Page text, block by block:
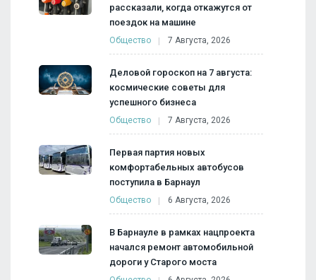
рассказали, когда откажутся от
поездок на машине
Общество 7 Августа, 2026
Деловой гороскоп на 7 августа:
космические советы для
успешного бизнеса
Общество 7 Августа, 2026
Первая партия новых
комфортабельных автобусов
поступила в Барнаул
Общество 6 Августа, 2026
В Барнауле в рамках нацпроекта
начался ремонт автомобильной
дороги у Старого моста